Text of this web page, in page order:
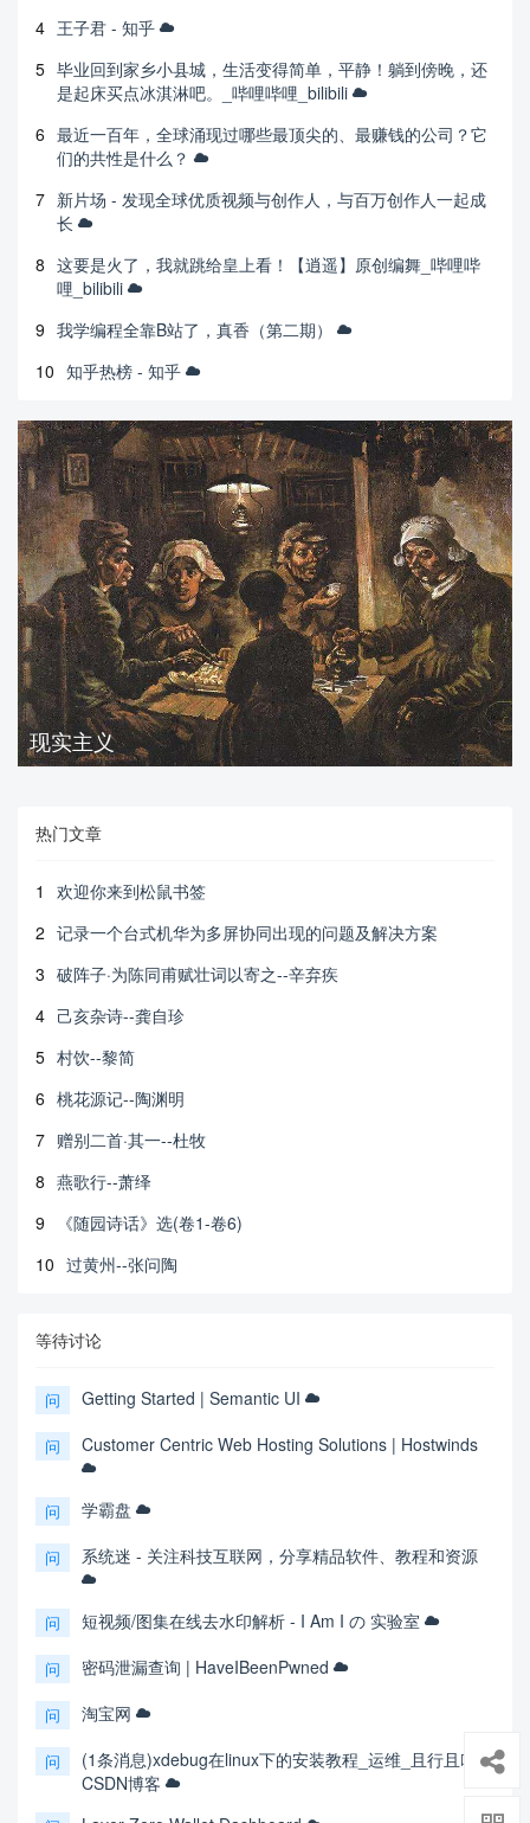
4 王子君 - 知乎
5 毕业回到家乡小县城，生活变得简单，平静！躺到傍晚，还
是起床买点冰淇淋吧。_哔哩哔哩_bilibili
6 最近一百年，全球涌现过哪些最顶尖的、最赚钱的公司？它
们的共性是什么？
7 新片场 - 发现全球优质视频与创作人，与百万创作人一起成
长
8 这要是火了，我就跳给皇上看！【逍遥】原创编舞_哔哩哔
哩_bilibili
9 我学编程全靠B站了，真香（第二期）
10 知乎热榜 - 知乎
现实主义
热门文章
1
欢迎你来到松鼠书签
2 记录一个台式机华为多屏协同出现的问题及解决方案
3 破阵子·为陈同甫赋壮词以寄之--辛弃疾
4 己亥杂诗--龚自珍
5 村饮--黎简
6 桃花源记--陶渊明
7 赠别二首·其一--杜牧
8 燕歌行--萧绎
9
《随园诗话》选(卷1-卷6)
10 过黄州--张问陶
等待讨论
问 Getting Started | Semantic UI
问 Customer Centric Web Hosting Solutions | Hostwinds
问 学霸盘
问 系统迷 - 关注科技互联网，分享精品软件、教程和资源
问 短视频/图集在线去水印解析 - I Am I の 实验室
问 密码泄漏查询 | HaveIBeenPwned
问 淘宝网
问
(1条消息)xdebug在linux下的安装教程_运维_且行且吟-
CSDN博客